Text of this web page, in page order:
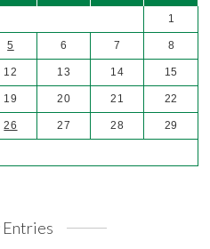
1
5 6 7 8
12 13 14 15
19 20 21 22
26 27 28 29
Entries